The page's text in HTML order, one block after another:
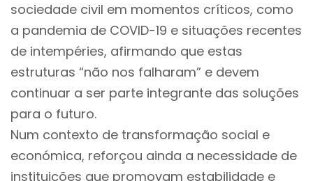
sociedade civil em momentos críticos, como
a pandemia de COVID-19 e situações recentes
de intempéries, afirmando que estas
estruturas “não nos falharam” e devem
continuar a ser parte integrante das soluções
para o futuro.
Num contexto de transformação social e
económica, reforçou ainda a necessidade de
instituições que promovam estabilidade e